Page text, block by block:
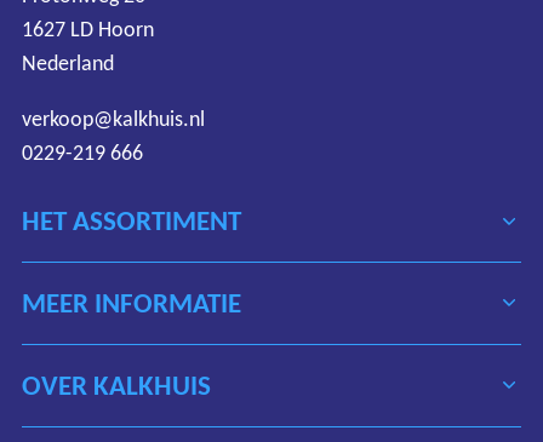
HET ASSORTIMENT
MEER INFORMATIE
OVER KALKHUIS
1627 LD Hoorn
Nederland
verkoop@kalkhuis.nl
0229-219 666